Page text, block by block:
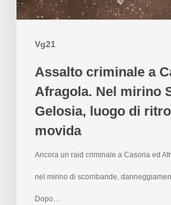
Vg21
Assalto criminale a
Afragola. Nel mirino
Gelosia, luogo di
movida
Ancora un raid criminale a Casoria ed
nel mirino di scorribande,
Dopo…